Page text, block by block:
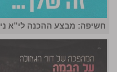
חשיפה: מבצע ההכנה לי"א